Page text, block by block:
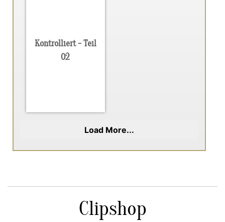
Kontrolliert - Teil
02
Load More...
Clipshop